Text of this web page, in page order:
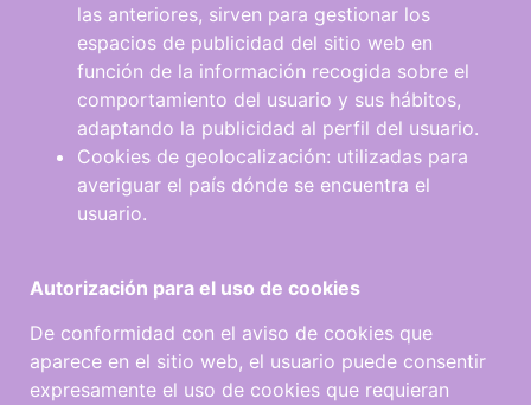
las anteriores, sirven para gestionar los
espacios de publicidad del sitio web en
función de la información recogida sobre el
comportamiento del usuario y sus hábitos,
adaptando la publicidad al perfil del usuario.
Cookies de geolocalización: utilizadas para
averiguar el país dónde se encuentra el
usuario.
Autorización para el uso de cookies
De conformidad con el aviso de cookies que
aparece en el sitio web, el usuario puede consentir
expresamente el uso de cookies que requieran